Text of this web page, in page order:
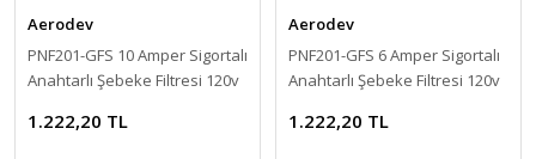
Aerodev
PNF201-GFS 10 Amper Sigortalı
Anahtarlı Şebeke Filtresi 120v
1.222,20 TL
Aerodev
PNF201-GFS 6 Amper Sigortalı
Anahtarlı Şebeke Filtresi 120v
1.222,20 TL